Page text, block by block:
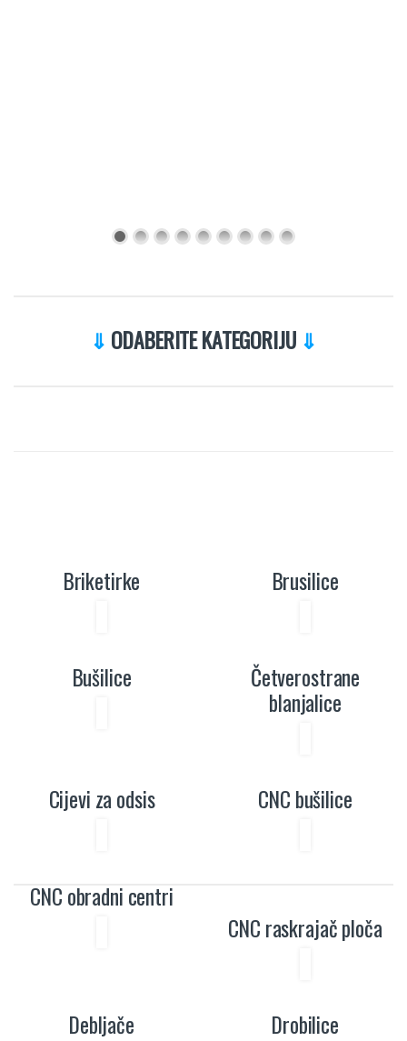
⇓ ODABERITE KATEGORIJU ⇓
Briketirke Brusilice
Bušilice
Četverostrane
blanjalice
Cijevi za odsis CNC bušilice
CNC obradni centri
CNC raskrajač ploča
Debljače Drobilice